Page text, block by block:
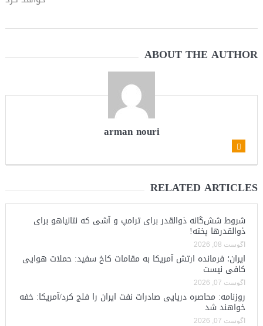
ABOUT THE AUTHOR
arman nouri
RELATED ARTICLES
شروط شش‌گانه ذوالقدر برای ترامپ و آشی که نتانیاهو برای
ذوالقدرها پخته!
آگوست 08, 2026
ایران؛ فرمانده ارتش آمریکا به مقامات کاخ سفید: حملات هوایی
کافی نیست
آگوست 07, 2026
روزنامه: محاصره دریایی صادرات نفت ایران را فلج کرد/آمریکا: خفه
خواهند شد
آگوست 07, 2026